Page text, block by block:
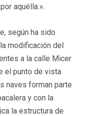
aquélla.».
según ha sido
modificación del
a la calle Micer
el punto de vista
naves forman parte
y con la
la estructura de